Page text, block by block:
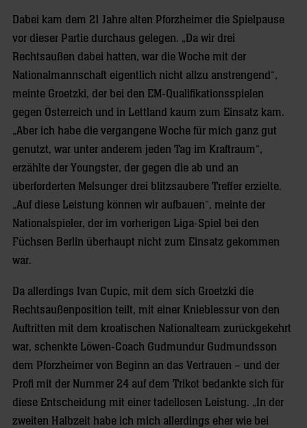
Dabei kam dem 21 Jahre alten Pforzheimer die Spielpause
vor dieser Partie durchaus gelegen. „Da wir drei
Rechtsaußen dabei hatten, war die Woche mit der
Nationalmannschaft eigentlich nicht allzu anstrengend“,
meinte Groetzki, der bei den EM-Qualifikationsspielen
gegen Österreich und in Lettland kaum zum Einsatz kam.
„Aber ich habe die vergangene Woche für mich ganz gut
genutzt, war unter anderem jeden Tag im Kraftraum“,
erzählte der Youngster, der gegen die ab und an
überforderten Melsunger drei blitzsaubere Treffer erzielte.
„Auf diese Leistung können wir aufbauen“, meinte der
Nationalspieler, der im vorherigen Liga-Spiel bei den
Füchsen Berlin überhaupt nicht zum Einsatz gekommen
war.
Da allerdings Ivan Cupic, mit dem sich Groetzki die
Rechtsaußenposition teilt, mit einer Knieblessur von den
Auftritten mit dem kroatischen Nationalteam zurückgekehrt
war, schenkte Löwen-Coach Gudmundur Gudmundsson
dem Pforzheimer von Beginn an das Vertrauen – und der
Profi mit der Nummer 24 auf dem Trikot bedankte sich für
diese Entscheidung mit einer tadellosen Leistung. „In der
zweiten Halbzeit habe ich mich allerdings eher wie bei